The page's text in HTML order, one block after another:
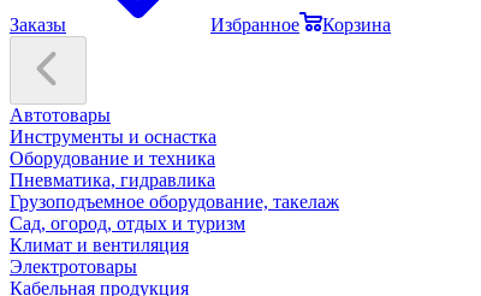
Заказы Избранное Корзина
Автотовары
Инструменты и оснастка
Оборудование и техника
Пневматика, гидравлика
Грузоподъемное оборудование, такелаж
Сад, огород, отдых и туризм
Климат и вентиляция
Электротовары
Кабельная продукция